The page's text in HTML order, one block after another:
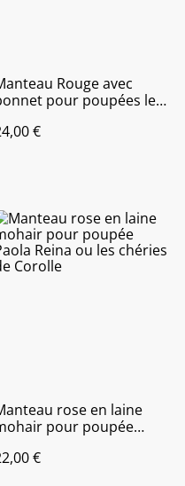
Rouge avec
pour poupées les
€
rose en laine
pour poupée
Corolle
€